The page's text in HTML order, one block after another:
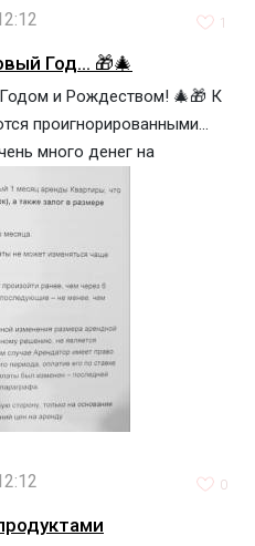
1
Год... 🎁🎄
и Рождеством! 🎄🎁 К
проигнорированными...
много денег на
0